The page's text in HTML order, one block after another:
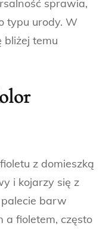
sprawia,
typu urody. W
bliżej temu
z domieszką
i kojarzy się z
barw
a fioletem, często